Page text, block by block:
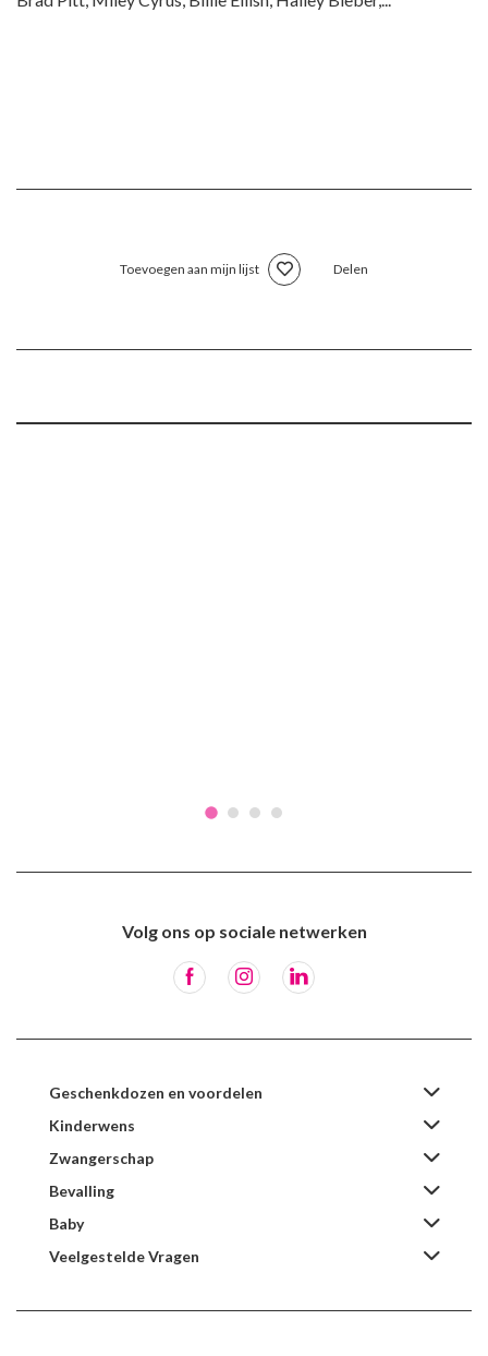
Toevoegen aan mijn lijst Delen
Volg ons op sociale netwerken
Geschenkdozen en voordelen
Kinderwens
Zwangerschap
Bevalling
Baby
Veelgestelde Vragen